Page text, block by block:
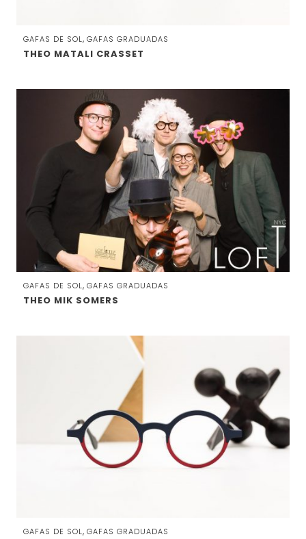
GAFAS DE SOL, GAFAS GRADUADAS
THEO MATALI CRASSET
GAFAS DE SOL, GAFAS GRADUADAS
THEO MIK SOMERS
GAFAS DE SOL, GAFAS GRADUADAS